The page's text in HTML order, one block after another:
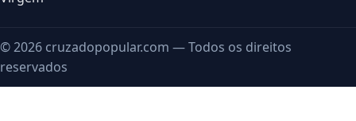
© 2026 cruzadopopular.com — Todos os direitos
reservados